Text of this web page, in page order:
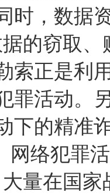
时，数据
的窃取
索正是利
罪活动。
下的精准
网络犯罪
量在国